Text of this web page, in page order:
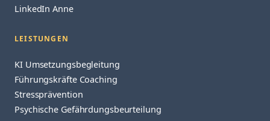
LinkedIn Anne
LEISTUNGEN
KI Umsetzungsbegleitung
Führungskräfte Coaching
Stressprävention
Psychische Gefährdungsbeurteilung